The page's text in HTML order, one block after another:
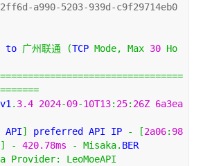
a990-5203-939d-c9f29714eb0
to 广州联通 (TCP Mode, Max 30 Ho
v1 . 3.4 2024-09-10T13: 25: 26Z 6a3ea
API] preferred API IP - [2a06: 98
] - 420.78ms - Misaka. BER
Provider:
LeoMoeAPI